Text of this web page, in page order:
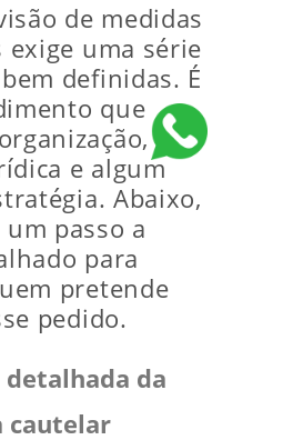
de medidas
exige uma série
definidas. É
que
e algum
Abaixo,
passo a
para
pretende
pedido.
detalhada da
cautelar